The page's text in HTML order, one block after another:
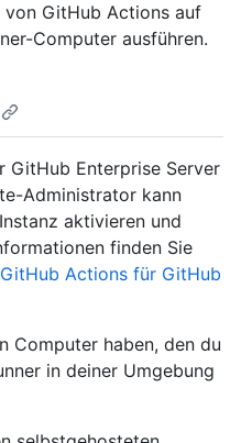
GitHub Actions auf
Computer ausführen.
GitHub Enterprise Server
Administrator kann
aktivieren und
finden Sie
Actions für GitHub
Computer haben, den du
in deiner Umgebung